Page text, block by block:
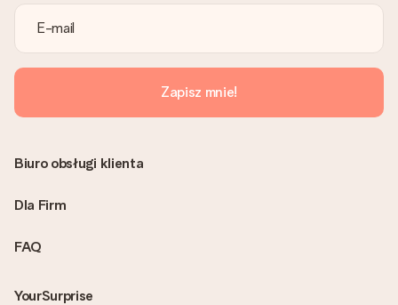
Możesz ją również znaleźć na koncie MySurprise. Dzięki temu
możesz wysłać prezent bezpośrednio do odbiorcy, co będzie
prawdziwą niespodzianką!
Zapisz mnie!
FAQ
YourSurprise
Biuro obsługi klienta
Dla Firm